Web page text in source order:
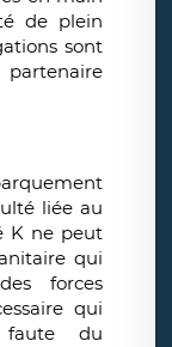
de plein
sont
liée au
K ne peut
qui
forces
qui
faute du